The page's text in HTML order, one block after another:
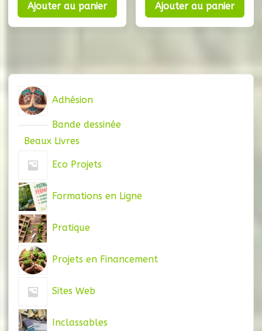
Adhésion
Bande dessinée
Beaux Livres
Eco Projets
Formations en Ligne
Pratique
Projets en Financement
Sites Web
Inclassables
Ajouter au panier Ajouter au panier